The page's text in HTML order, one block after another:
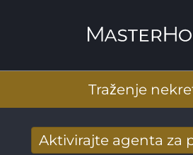
Traženje
Aktivirajte agenta za